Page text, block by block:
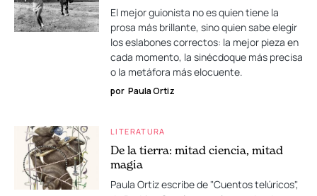
El mejor guionista no es quien tiene la
prosa más brillante, sino quien sabe elegir
los eslabones correctos: la mejor pieza en
cada momento, la sinécdoque más precisa
o la metáfora más elocuente.
por Paula Ortiz
LITERATURA
De la tierra: mitad ciencia, mitad
magia
Paula Ortiz escribe de "Cuentos telúricos",